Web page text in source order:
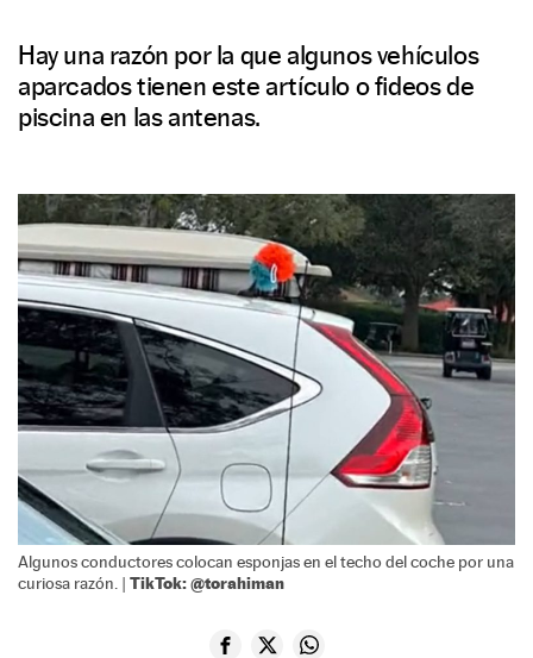
Hay una razón por la que algunos vehículos
aparcados tienen este artículo o fideos de
piscina en las antenas.
Algunos conductores colocan esponjas en el techo del coche por una
curiosa razón. | TikTok: @torahiman